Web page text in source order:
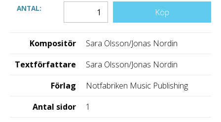
ANTAL:
Köp
Kompositör
Sara Olsson/Jonas Nordin
Textförfattare
Sara Olsson/Jonas Nordin
Förlag
Notfabriken Music Publishing
Antal sidor
1